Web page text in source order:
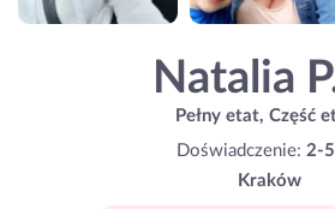
Natalia
Pełny etat, Część
Doświadczenie: 2-
Kraków